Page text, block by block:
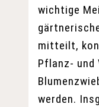
wichtige
mitteilt,
Pflanz- und
werden.